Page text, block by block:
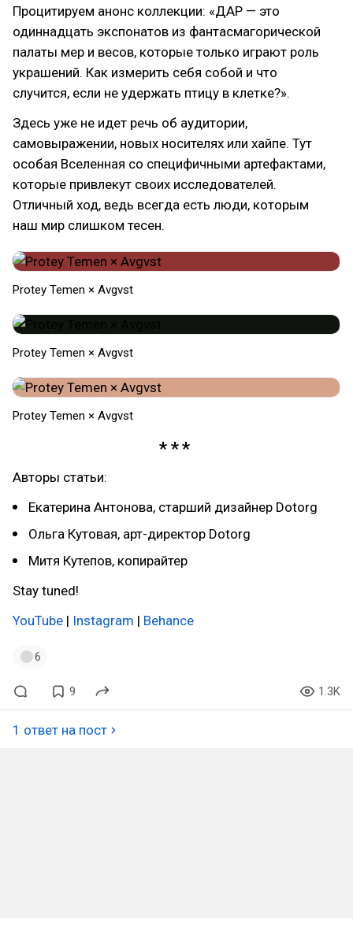
Процитируем анонс коллекции: «ДАР — это
одиннадцать экспонатов из фантасмагорической
палаты мер и весов, которые только играют роль
украшений. Как измерить себя собой и что
случится, если не удержать птицу в клетке?».
Здесь уже не идет речь об аудитории,
самовыражении, новых носителях или хайпе. Тут
особая Вселенная со специфичными артефактами,
которые привлекут своих исследователей.
Отличный ход, ведь всегда есть люди, которым
наш мир слишком тесен.
Protey Temen × Avgvst
Protey Temen × Avgvst
Protey Temen × Avgvst
Авторы статьи:
Екатерина Антонова, старший дизайнер Dotorg
Ольга Кутовая, арт-директор Dotorg
Митя Кутепов, копирайтер
Stay tuned!
YouTube | Instagram | Behance
6
9 1.3K
1 ответ на пост